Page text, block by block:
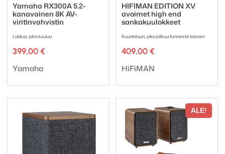
Yamaha RX300A 5.2-
kanavainen 8K AV-
viritinvahvistin
Laatua, joka kuuluu
399,00 €
Tuotemerkki:
Yamaha
HIFIMAN EDITION XV
avoimet high end
sankakuulokkeet
Kuunteluun, joka jatkuu tunneista toiseen
409,00 €
Tuotemerkki:
HiFiMAN
ALE!